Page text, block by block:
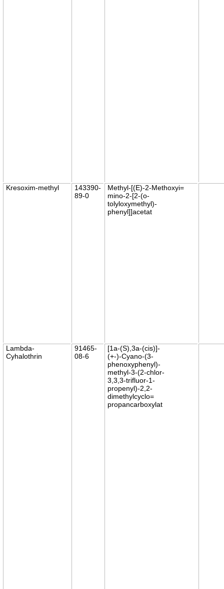
Kresoxim-methyl
143390-
89-0
Methyl-[(E)-2-Methoxyi=
mino-2-[2-(o-
tolyloxymethyl)-
phenyl]]acetat
Lambda-
Cyhalothrin
91465-
08-6
[1a-(S),3a-(cis)]-
(+-)-Cyano-(3-
phenoxyphenyl)-
methyl-3-(2-chlor-
3,3,3-trifluor-1-
propenyl)-2,2-
dimethylcyclo=
propancarboxylat